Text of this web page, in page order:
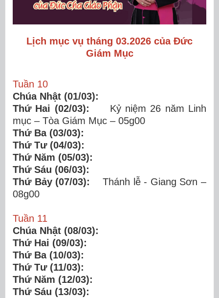
Lịch mục vụ tháng 03.2026 của Đức
Giám Mục
Tuần 10
Chúa Nhật (01/03):
Thứ Hai (02/03): Kỷ niệm 26 năm Linh
mục – Tòa Giám Mục – 05g00
Thứ Ba (03/03):
Thứ Tư (04/03):
Thứ Năm (05/03):
Thứ Sáu (06/03):
Thứ Bảy (07/03): Thánh lễ - Giang Sơn –
08g00
Tuần 11
Chúa Nhật (08/03):
Thứ Hai (09/03):
Thứ Ba (10/03):
Thứ Tư (11/03):
Thứ Năm (12/03):
Thứ Sáu (13/03):